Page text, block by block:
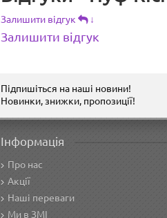
Залишити відгук ↓
Залишити відгук
Підпишіться на наші новини!
Новинки, знижки, пропозиції!
Інформація
Про нас
Акції
Наші переваги
Ми в ЗМІ